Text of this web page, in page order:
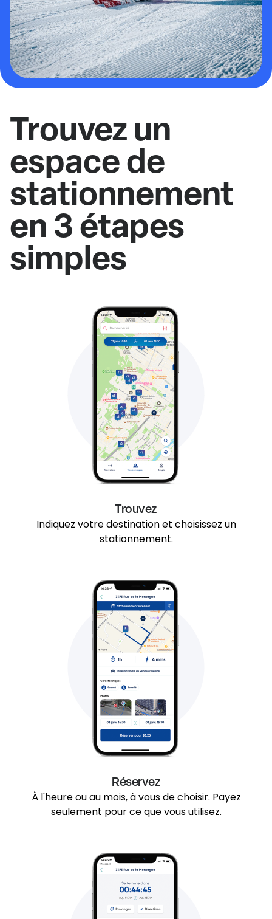
Trouvez un
espace de
stationnement
en 3 étapes
simples
Trouvez
Indiquez votre destination et choisissez un
stationnement.
Réservez
À l'heure ou au mois, à vous de choisir. Payez
seulement pour ce que vous utilisez.